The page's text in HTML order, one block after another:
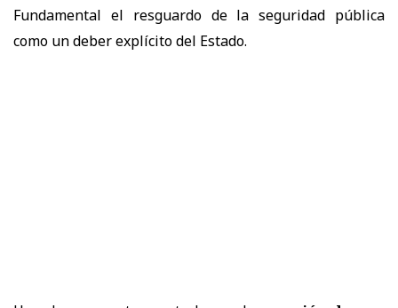
Fundamental el resguardo de la seguridad pública
como un deber explícito del Estado.